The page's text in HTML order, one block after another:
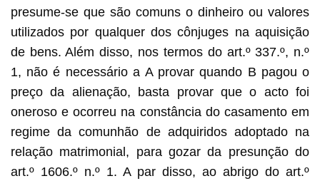
presume-se que são comuns o dinheiro ou valores
utilizados por qualquer dos cônjuges na aquisição
de bens. Além disso, nos termos do art.º 337.º, n.º
1, não é necessário a A provar quando B pagou o
preço da alienação, basta provar que o acto foi
oneroso e ocorreu na constância do casamento em
regime da comunhão de adquiridos adoptado na
relação matrimonial, para gozar da presunção do
art.º 1606.º n.º 1. A par disso, ao abrigo do art.º